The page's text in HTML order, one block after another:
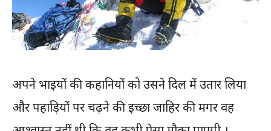
अपने भाइयों की कहानियों को उसने दिल में उतार लिया
और पहाड़ियों पर चढ़ने की इच्छा जाहिर की मगर वह